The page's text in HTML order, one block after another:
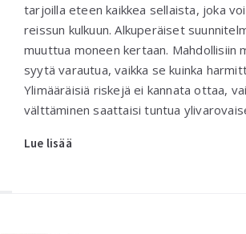
tarjoilla eteen kaikkea sellaista, joka
reissun kulkuun. Alkuperäiset
muuttua moneen kertaan. Mahdollisiin
syytä varautua, vaikka se kuinka
Ylimääräisiä riskejä ei kannata ottaa,
välttäminen saattaisi tuntua
Lue lisää